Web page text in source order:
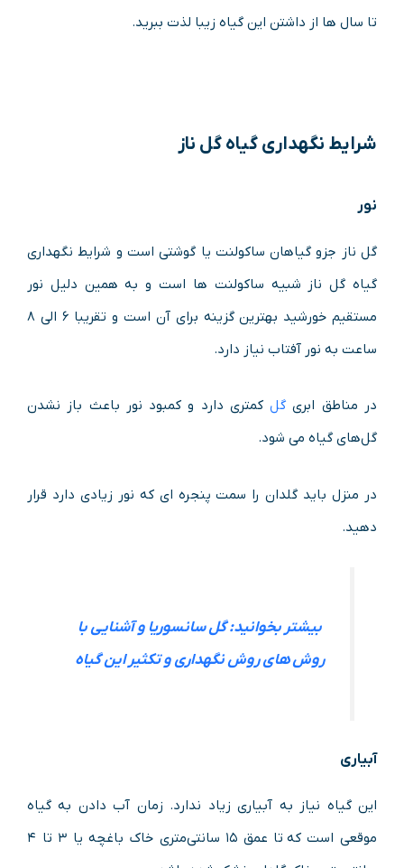
تا سال ها از داشتن این گیاه زیبا لذت ببرید.
شرایط نگهداری گیاه گل ناز
نور
گل ناز جزو گیاهان ساکولنت یا گوشتی است و شرایط نگهداری
گیاه گل ناز شبیه ساکولنت ها است و به همین دلیل نور
مستقیم خورشید بهترین گزینه برای آن است و تقریبا ۶ الی ۸
ساعت به نور آفتاب نیاز دارد.
در مناطق ابری گلکمتری دارد و کمبود نور باعث باز نشدن
گل‌های گیاه می شود.
در منزل باید گلدان را سمت پنجره ای که نور زیادی دارد قرار
دهید.
بیشتر بخوانید: گل سانسوریا و آشنایی با
روش های روش نگهداری و تکثیر این گیاه
آبیاری
این گیاه نیاز به آبیاری زیاد ندارد. زمان آب دادن به گیاه
موقعی است که تا عمق ۱۵ سانتی‌متری خاک باغچه یا ۳ تا ۴